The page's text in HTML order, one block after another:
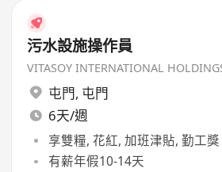
污水設施操作員
VITASOY INTERNATIONAL
屯門, 屯門
6天/週
享雙糧, 花紅, 加班津貼, 勤工獎
有薪年假10-14天